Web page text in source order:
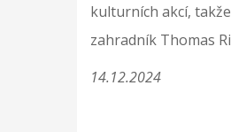
kulturních akcí,
zahradník Thomas
14.12.2024